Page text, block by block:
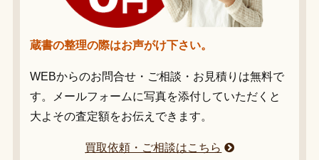
蔵書の整理の際はお声がけ下さい。
WEBからのお問合せ・ご相談・お見積りは無料で
す。メールフォームに写真を添付していただくと
大よその査定額をお伝えできます。
買取依頼・ご相談はこちら